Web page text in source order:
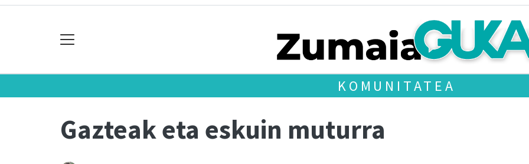
KOMUNITATEA
Gazteak eta eskuin muturra